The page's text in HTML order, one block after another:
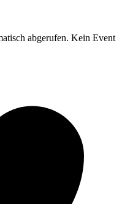
abgerufen. Kein Event